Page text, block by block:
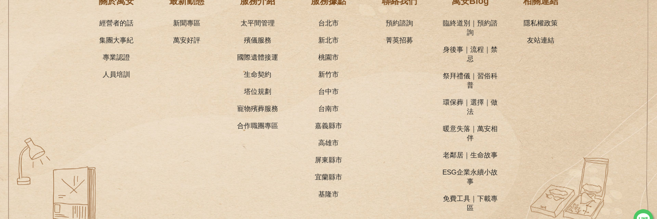
經營者的話
集團大事紀
專業認證
人員培訓
新聞專區
萬安好評
太平間管理
殯儀服務
國際遺體接運
生命契約
塔位規劃
寵物殯葬服務
合作職團專區
台北市
新北市
桃園市
新竹市
台中市
台南市
嘉義縣市
高雄市
屏東縣市
宜蘭縣市
基隆市
預約諮詢
菁英招募
臨終道別｜預約諮
詢
身後事｜流程｜禁
忌
祭拜禮儀｜習俗科
普
環保葬｜選擇｜做
法
暖意失落｜萬安相
伴
老鄰居｜生命故事
ESG企業永續小故
事
免費工具｜下載專
區
隱私權政策
友站連結